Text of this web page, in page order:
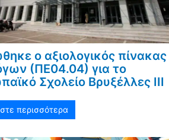
ο αξιολογικός πίνακας
(ΠΕ04.04) για το
Σχολείο Βρυξέλλες ΙΙΙ
περισσότερα